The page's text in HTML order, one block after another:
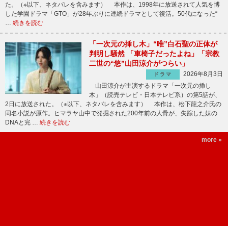
た。（※以下、ネタバレを含みます） 本作は、1998年に放送されて人気を博
した学園ドラマ「GTO」が28年ぶりに連続ドラマとして復活。50代になった“
続きを読む
「一次元の挿し木」“唯”白石聖の正体が
判明し騒然 「車椅子だったよね」「宗教
二世の“悠”山田涼介がつらい」
ドラマ
2026年8月3日
山田涼介が主演するドラマ「一次元の挿し
木」（読売テレビ・日本テレビ系）の第5話が、
2日に放送された。（※以下、ネタバレを含みます） 本作は、松下龍之介氏の
同名小説が原作。ヒマラヤ山中で発掘された200年前の人骨が、失踪した妹の
DNAと完 … 続きを読む
more »